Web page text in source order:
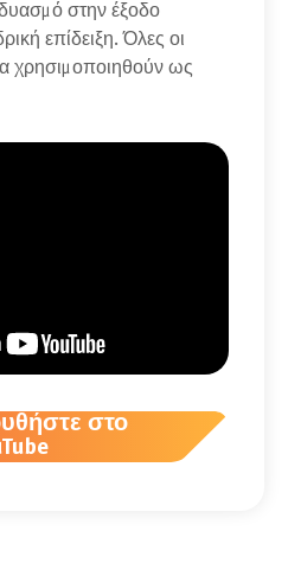
στην έξοδο
επίδειξη. Όλες οι
χρησιμοποιηθούν ως
στο